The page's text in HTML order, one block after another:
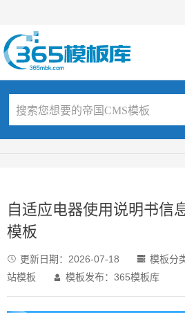
自适应电器使用说明书信
模板
 更新日期： 2026-07-18  模板分
站模板
 模板发布：365模板库